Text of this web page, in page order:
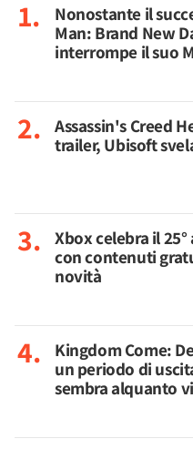
Nonostante il
Man: Brand New
interrompe il suo
Assassin's Creed
trailer, Ubisoft
Xbox celebra il
con contenuti
novità
Kingdom Come:
un periodo di
sembra alquanto